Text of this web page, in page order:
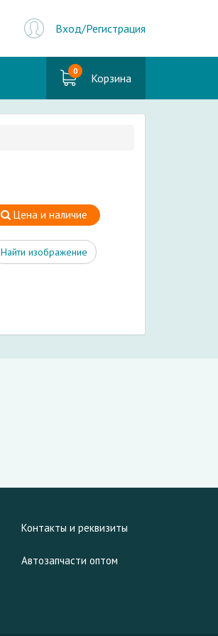
Вход/Регистрация
0 Корзина
Цена и наличие
Найти изображение
Контакты и реквизиты
Автозапчасти оптом